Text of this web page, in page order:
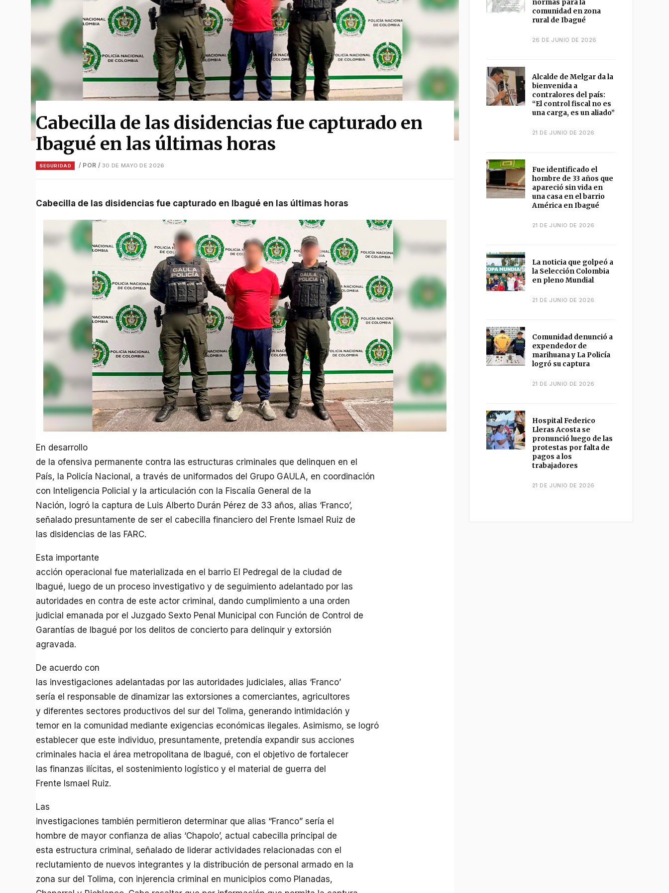
Cabecilla de las disidencias fue capturado en
Ibagué en las últimas horas
SEGURIDAD / POR / 30 DE MAYO DE 2026
Cabecilla de las disidencias fue capturado en Ibagué en las últimas horas
En desarrollo
de la ofensiva permanente contra las estructuras criminales que delinquen en el
País, la Policía Nacional, a través de uniformados del Grupo GAULA, en coordinación
con Inteligencia Policial y la articulación con la Fiscalía General de la
Nación, logró la captura de Luis Alberto Durán Pérez de 33 años, alias ‘Franco’,
señalado presuntamente de ser el cabecilla financiero del Frente Ismael Ruiz de
las disidencias de las FARC.
Esta importante
acción operacional fue materializada en el barrio El Pedregal de la ciudad de
Ibagué, luego de un proceso investigativo y de seguimiento adelantado por las
autoridades en contra de este actor criminal, dando cumplimiento a una orden
judicial emanada por el Juzgado Sexto Penal Municipal con Función de Control de
Garantías de Ibagué por los delitos de concierto para delinquir y extorsión
agravada.
De acuerdo con
las investigaciones adelantadas por las autoridades judiciales, alias ‘Franco’
sería el responsable de dinamizar las extorsiones a comerciantes, agricultores
y diferentes sectores productivos del sur del Tolima, generando intimidación y
temor en la comunidad mediante exigencias económicas ilegales. Asimismo, se logró
establecer que este individuo, presuntamente, pretendía expandir sus acciones
criminales hacia el área metropolitana de Ibagué, con el objetivo de fortalecer
las finanzas ilícitas, el sostenimiento logístico y el material de guerra del
Frente Ismael Ruiz.
Las
investigaciones también permitieron determinar que alias “Franco” sería el
hombre de mayor confianza de alias ‘Chapolo’, actual cabecilla principal de
esta estructura criminal, señalado de liderar actividades relacionadas con el
reclutamiento de nuevos integrantes y la distribución de personal armado en la
zona sur del Tolima, con injerencia criminal en municipios como Planadas,
normas para la
comunidad en zona
rural de Ibagué
26 DE JUNIO DE 2026
Alcalde de Melgar da la
bienvenida a
contralores del país:
“El control fiscal no es
una carga, es un aliado”
21 DE JUNIO DE 2026
Fue identificado el
hombre de 33 años que
apareció sin vida en
una casa en el barrio
América en Ibagué
21 DE JUNIO DE 2026
La noticia que golpeó a
la Selección Colombia
en pleno Mundial
21 DE JUNIO DE 2026
Comunidad denunció a
expendedor de
marihuana y La Policía
logró su captura
21 DE JUNIO DE 2026
Hospital Federico
Lleras Acosta se
pronunció luego de las
protestas por falta de
pagos a los
trabajadores
21 DE JUNIO DE 2026